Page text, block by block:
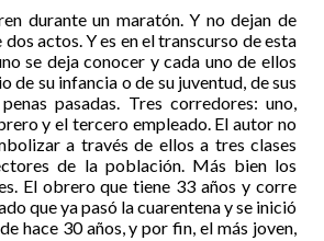
durante un maratón. Y no dejan de
actos. Y es en el transcurso de esta
se deja conocer y cada uno de ellos
de su infancia o de su juventud, de sus
pasadas. Tres corredores: uno,
y el tercero empleado. El autor no
a través de ellos a tres clases
de la población. Más bien los
El obrero que tiene 33 años y corre
que ya pasó la cuarentena y se inició
hace 30 años, y por fin, el más joven,